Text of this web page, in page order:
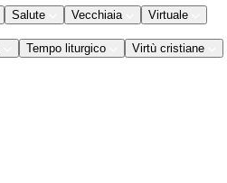
Salute Vecchiaia Virtuale
Tempo liturgico Virtù cristiane